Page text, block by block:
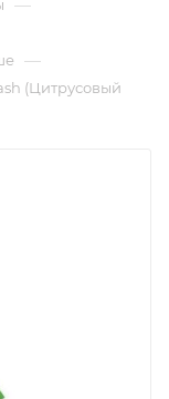
—
—
(Цитрусовый